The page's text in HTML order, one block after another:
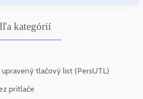
kategórií
tlačový list (PersUTL)
prítlače